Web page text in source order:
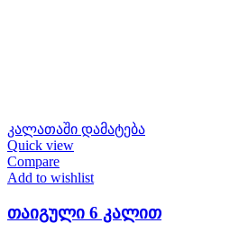
კალათაში დამატება
Quick view
Compare
Add to wishlist
თაიგული 6 კალით